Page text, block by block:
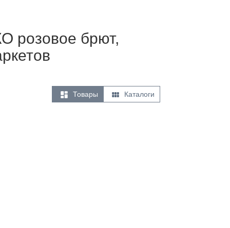
розовое брют,
 Товары  Каталоги